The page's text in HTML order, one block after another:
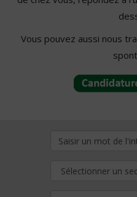
Vous pouvez aussi nous